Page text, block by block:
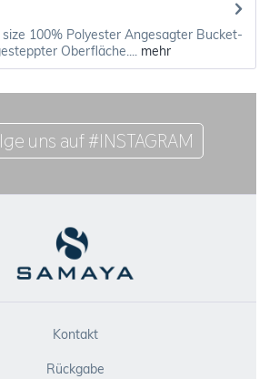
100% Polyester Angesagter Bucket-
Oberfläche.... mehr
uns auf #INSTAGRAM
Kontakt
Rückgabe